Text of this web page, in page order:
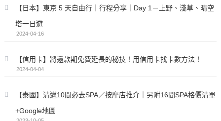
【日本】東京 5 天自由行｜行程分享｜Day 1－上野、淺草、晴空
塔一日遊
2024-04-16
【信用卡】將還款期免費延長的秘技！用信用卡找卡數方法！
2024-04-04
【泰國】清邁10間必去SPA／按摩店推介｜另附16間SPA格價清單
+Google地圖